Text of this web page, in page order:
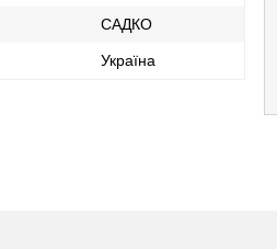
САДКО
Україна